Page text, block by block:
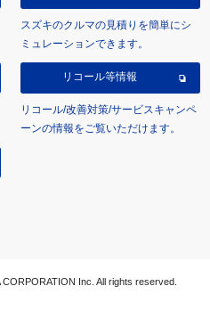
スズキのクルマの見積りを簡単にシ
ミュレーションできます。
リコール等情報
リコール/改善対策/サービスキャンペ
ーンの情報をご覧いただけます。
Inc. All rights reserved.